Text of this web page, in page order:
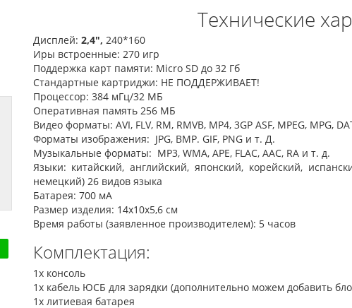
Технические
Дисплей: 2,4", 240*160
Иры встроенные: 270 игр
Поддержка карт памяти: Micro SD до 32 Гб
Стандартные картриджи: НЕ ПОДДЕРЖИВАЕТ!
Процессор: 384 мГц/32 МБ
Оперативная память 256 МБ
Видео форматы: AVI, FLV, RM, RMVB, MP4, 3GP ASF, MPEG, MPG,
Форматы изображения: JPG, BMP. GIF, PNG и т. Д.
Музыкальные форматы: MP3, WMA, APE, FLAC, AAC, RA и т. д.
Языки: китайский, английский, японский, корейский,
немецкий) 26 видов языка
Батарея: 700 мА
Размер изделия: 14х10х5,6 см
Время работы (заявленное производителем): 5 часов
Комплектация:
1х консоль
1х кабель ЮСБ для зарядки (дополнительно можем добавить
1х литиевая батарея